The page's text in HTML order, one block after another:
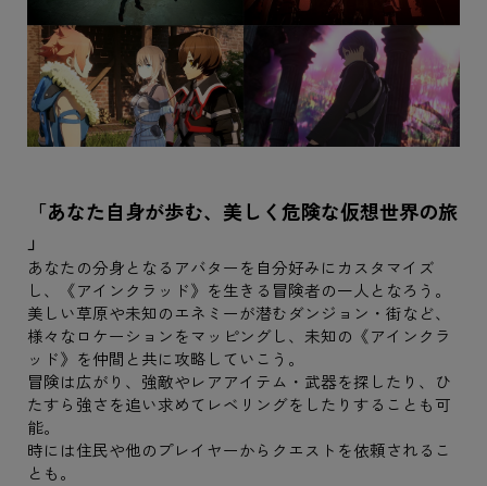
「あなた自身が歩む、美しく危険な仮想世界の旅
」
あなたの分身となるアバターを自分好みにカスタマイズ
し、《アインクラッド》を生きる冒険者の一人となろう。
美しい草原や未知のエネミーが潜むダンジョン・街など、
様々なロケーションをマッピングし、未知の《アインクラ
ッド》を仲間と共に攻略していこう。
冒険は広がり、強敵やレアアイテム・武器を探したり、ひ
たすら強さを追い求めてレベリングをしたりすることも可
能。
時には住民や他のプレイヤーからクエストを依頼されるこ
とも。